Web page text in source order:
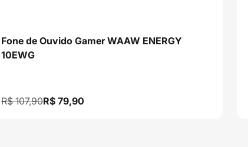
Fone de Ouvido Gamer WAAW ENERGY
10EWG
Preço normal
R$ 107,90Preço promocional
R$ 79,90